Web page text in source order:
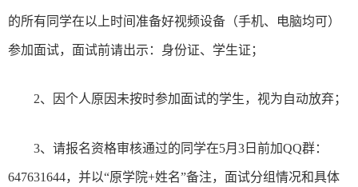
的所有同学在以上时间准备好视频设备（手机、电脑均可）
参加面试，面试前请出示：身份证、学生证；
2、因个人原因未按时参加面试的学生，视为自动放弃；
3、请报名资格审核通过的同学在5月 3 日前加QQ群：
647631644，并以“原学院+姓名”备注，面试分组情况和具体